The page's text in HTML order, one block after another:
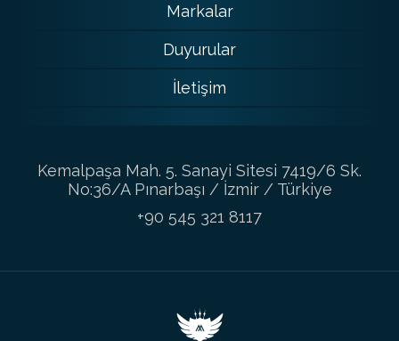
Markalar
Duyurular
İletişim
Kemalpaşa Mah. 5. Sanayi Sitesi 7419/6 Sk.
No:36/A Pınarbaşı / İzmir / Türkiye
+90 545 321 8117